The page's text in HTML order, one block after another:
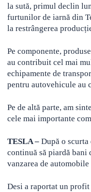
la sută, primul declin
furtunilor de iarnă din
la restrângerea
Pe componente,
au contribuit cel mai
echipamente de
pentru autovehicule au
Pe de altă parte, am
cele mai importante
TESLA – După o scurta
continuă să piardă bani
vanzarea de
Desi a raportat un